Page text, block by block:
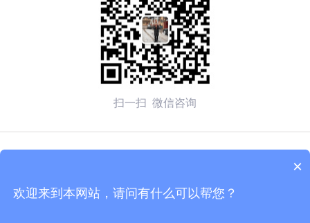
扫一扫 微信咨询
技术支持：化工仪器网管理登陆 sitemap.xml
×
欢迎来到本网站，请问有什么可以帮您？